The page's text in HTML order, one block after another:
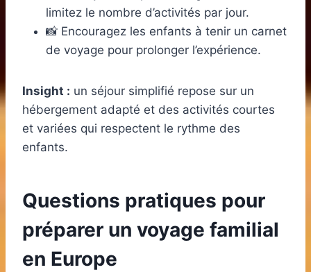
limitez le nombre d’activités par jour.
📸 Encouragez les enfants à tenir un carnet
de voyage pour prolonger l’expérience.
Insight : un séjour simplifié repose sur un
hébergement adapté et des activités courtes
et variées qui respectent le rythme des
enfants.
Questions pratiques pour
préparer un voyage familial
en Europe